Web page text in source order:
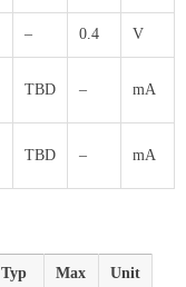
– 0.4 V
TBD – mA
TBD – mA
Typ Max Unit